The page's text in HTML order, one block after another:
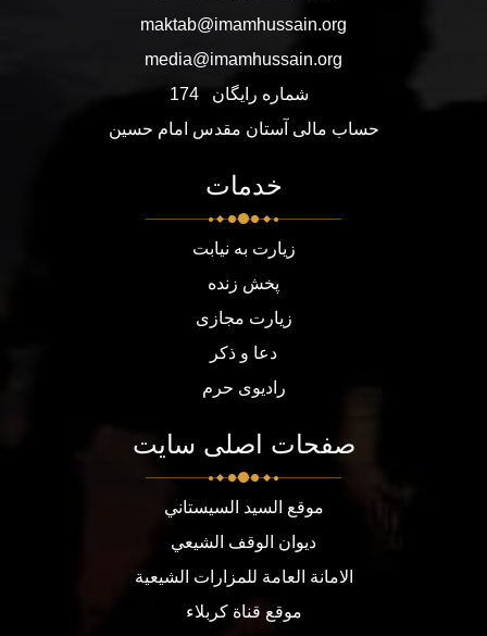
maktab@imamhussain.org
media@imamhussain.org
شماره رایگان
174
حساب مالی آستان مقدس امام حسین
خدمات
زیارت به نیابت
پخش زنده
زیارت مجازی
دعا و ذکر
رادیوی حرم
صفحات اصلی سایت
موقع السيد السيستاني
ديوان الوقف الشيعي
الامانة العامة للمزارات الشيعية
موقع قناة كربلاء